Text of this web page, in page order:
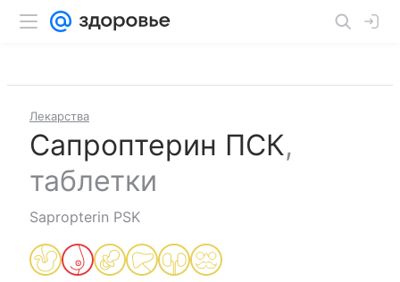
Лекарства
Сапроптерин ПСК,
таблетки
Sapropterin PSK